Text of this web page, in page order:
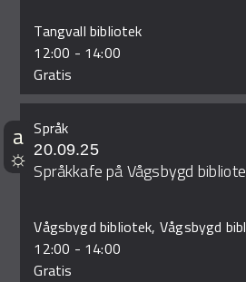
Tangvall bibliotek
12:00 - 14:00
Gratis
Språk
20.09.25
Språkkafe på Vågsbygd
Vågsbygd bibliotek, Vågsbygd
12:00 - 14:00
Gratis